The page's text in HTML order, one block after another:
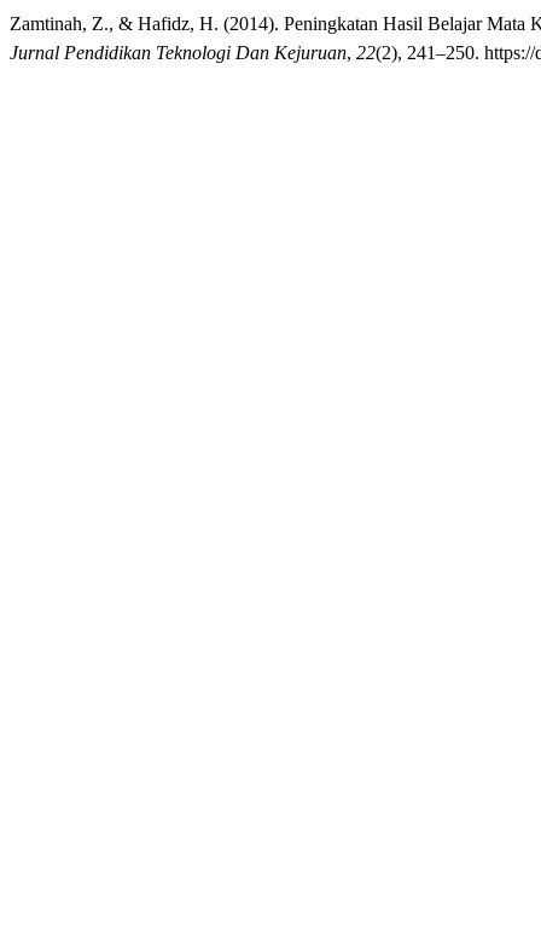
Zamtinah, Z., & Hafidz, H. (2014). Peningkatan Hasil Belajar Mata
Jurnal Pendidikan Teknologi Dan Kejuruan, 22(2), 241–250.